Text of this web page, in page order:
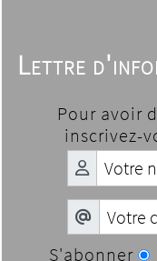
Lettre
Pour avoir
inscrivez-
S'abonner